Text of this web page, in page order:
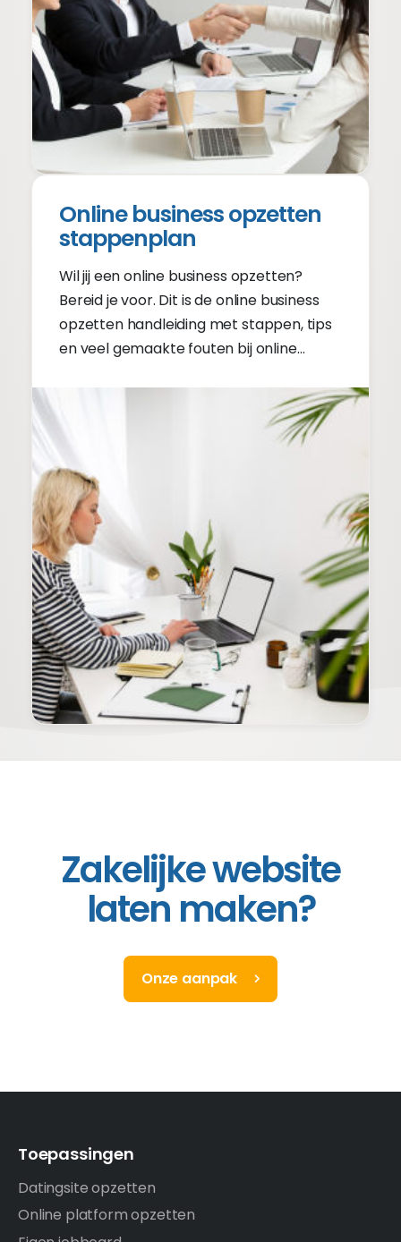
Online business opzetten
stappenplan
Wil jij een online business opzetten?
Bereid je voor. Dit is de online business
opzetten handleiding met stappen, tips
en veel gemaakte fouten bij online
Zakelijke website
laten maken?
Onze aanpak
Toepassingen
Datingsite opzetten
Online platform opzetten